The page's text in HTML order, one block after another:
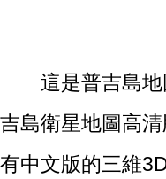
這是普吉島
吉島衛星地圖高
有中文版的三維